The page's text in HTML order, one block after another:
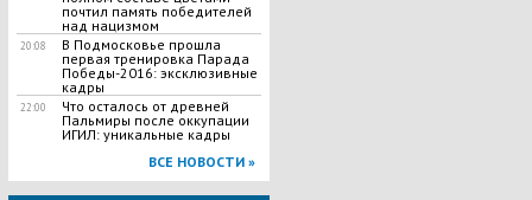
почтил память победителей
над нацизмом
20:08
В Подмосковье прошла
первая тренировка Парада
Победы-2016: эксклюзивные
кадры
22:00
Что осталось от древней
Пальмиры после оккупации
ИГИЛ: уникальные кадры
ВСЕ НОВОСТИ »